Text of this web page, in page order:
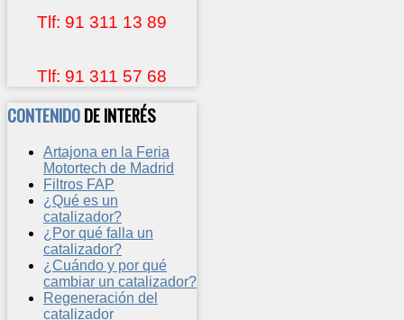
Tlf: 91 311 13 89
Tlf: 91 311 57 68
CONTENIDODE INTERÉS
Artajona en la Feria
Motortech de Madrid
Filtros FAP
¿Qué es un
catalizador?
¿Por qué falla un
catalizador?
¿Cuándo y por qué
cambiar un catalizador?
Regeneración del
catalizador